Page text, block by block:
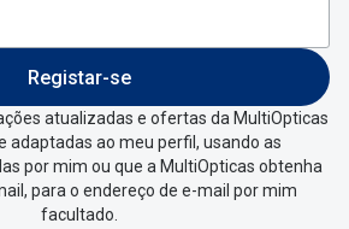
Registar-se
atualizadas e ofertas da MultiOpticas
adaptadas ao meu perfil, usando as
por mim ou que a MultiOpticas obtenha
para o endereço de e-mail por mim
facultado.